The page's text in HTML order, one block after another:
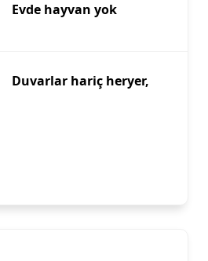
Evde hayvan yok
Duvarlar hariç heryer,